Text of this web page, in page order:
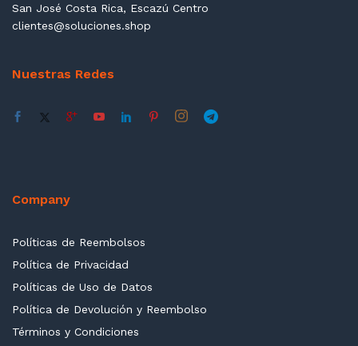
San José Costa Rica, Escazú Centro
clientes@soluciones.shop
Nuestras Redes
Company
Políticas de Reembolsos
Política de Privacidad
Políticas de Uso de Datos
Política de Devolución y Reembolso
Términos y Condiciones